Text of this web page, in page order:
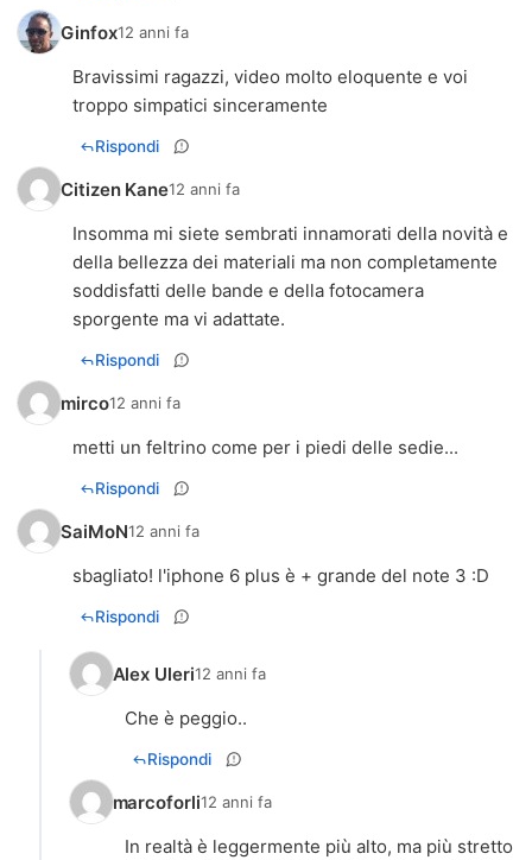
Ginfox12 anni fa
Bravissimi ragazzi, video molto eloquente e voi
troppo simpatici sinceramente
Rispondi
Citizen Kane12 anni fa
Insomma mi siete sembrati innamorati della novità e
della bellezza dei materiali ma non completamente
soddisfatti delle bande e della fotocamera
sporgente ma vi adattate.
Rispondi
mirco12 anni fa
metti un feltrino come per i piedi delle sedie...
Rispondi
SaiMoN12 anni fa
sbagliato! l'iphone 6 plus è + grande del note 3 :D
Rispondi
Alex Uleri12 anni fa
Rispondi
marcoforli12 anni fa
In realtà è leggermente più alto, ma più stretto